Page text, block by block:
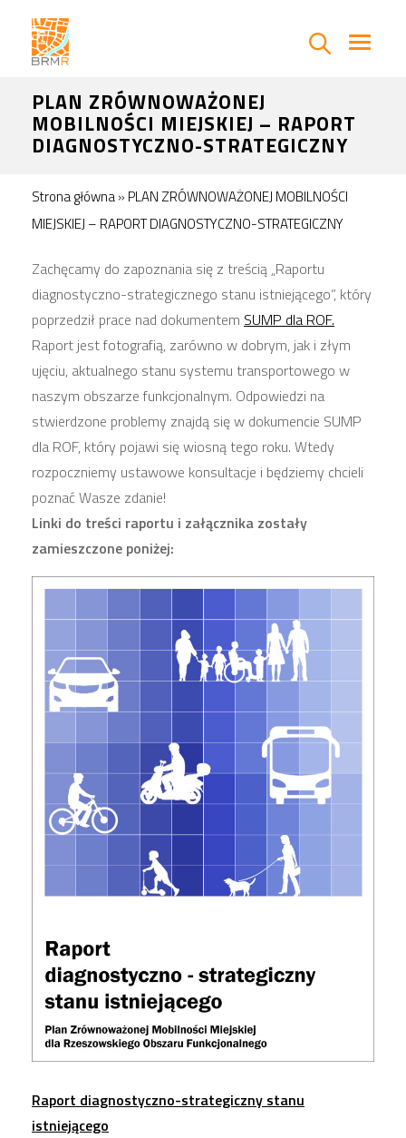
PLAN ZRÓWNOWAŻONEJ
MOBILNOŚCI MIEJSKIEJ – RAPORT
DIAGNOSTYCZNO-STRATEGICZNY
Strona główna» PLAN ZRÓWNOWAŻONEJ MOBILNOŚCI
MIEJSKIEJ – RAPORT DIAGNOSTYCZNO-STRATEGICZNY
Zachęcamy do zapoznania się z treścią „Raportu
diagnostyczno-strategicznego stanu istniejącego”, który
poprzedził prace nad dokumentem SUMP dla ROF.
Raport jest fotografią, zarówno w dobrym, jak i złym
ujęciu, aktualnego stanu systemu transportowego w
naszym obszarze funkcjonalnym. Odpowiedzi na
stwierdzone problemy znajdą się w dokumencie SUMP
dla ROF, który pojawi się wiosną tego roku. Wtedy
rozpoczniemy ustawowe konsultacje i będziemy chcieli
poznać Wasze zdanie!
Linki do treści raportu i załącznika zostały
zamieszczone poniżej:
Raport diagnostyczno-strategiczny stanu
istniejącego